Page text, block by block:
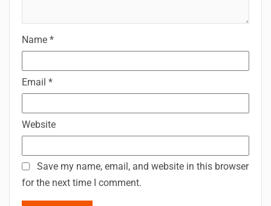
Name *
Email *
Website
Save my name, email, and website in this browser
for the next time I comment.